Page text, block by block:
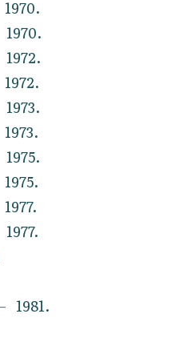
1970.
1970.
1972.
1972.
1973.
1973.
1975.
1975.
1977.
1977.
1981.